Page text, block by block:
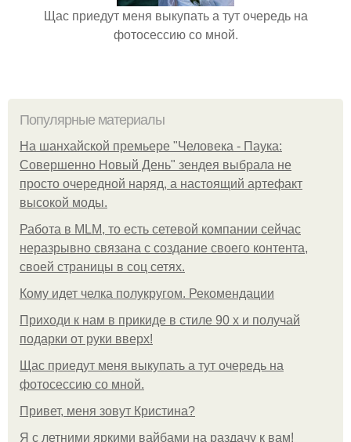
Щас приедут меня выкупать а тут очередь на
фотосессию со мной.
Популярные материалы
На шанхайской премьере "Человека - Паука:
Совершенно Новый День" зендея выбрала не
просто очередной наряд, а настоящий артефакт
высокой моды.
Работа в MLM, то есть сетевой компании сейчас
неразрывно связана с создание своего контента,
своей страницы в соц сетях.
Кому идет челка полукругом. Рекомендации
Приходи к нам в прикиде в стиле 90 х и получай
подарки от руки вверх!
Щас приедут меня выкупать а тут очередь на
фотосессию со мной.
Привет, меня зовут Кристина?
Я с летними яркими вайбами на раздачу к вам!